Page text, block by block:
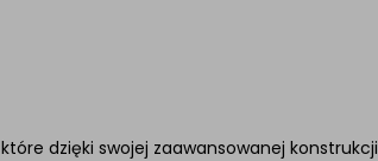
dzięki swojej zaawansowanej konstrukcji